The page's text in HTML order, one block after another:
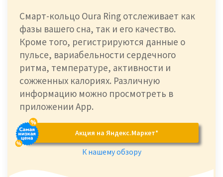
Смарт-кольцо Oura Ring отслеживает как
фазы вашего сна, так и его качество.
Кроме того, регистрируются данные о
пульсе, вариабельности сердечного
ритма, температуре, активности и
сожженных калориях. Различную
информацию можно просмотреть в
приложении Арр.
Акция на Яндекс.Маркет*
К нашему обзору